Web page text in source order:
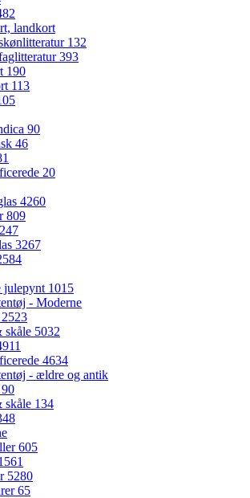
landkort
132
393
190
113
90
46
20
4260
809
3267
julepynt 1015
- Moderne
2523
skåle 5032
4634
- ældre og antik
90
skåle 134
605
5280
65